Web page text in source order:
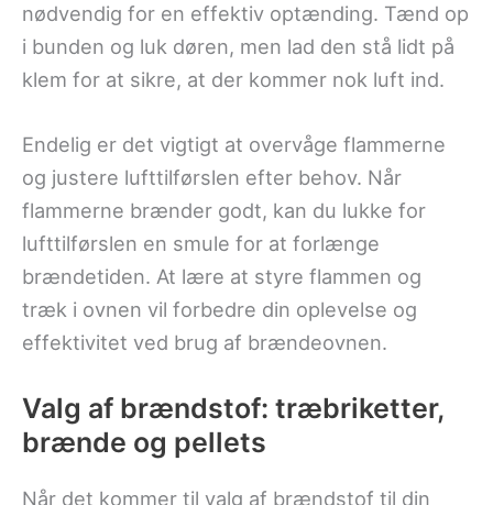
nødvendig for en effektiv optænding. Tænd op
i bunden og luk døren, men lad den stå lidt på
klem for at sikre, at der kommer nok luft ind.
Endelig er det vigtigt at overvåge flammerne
og justere lufttilførslen efter behov. Når
flammerne brænder godt, kan du lukke for
lufttilførslen en smule for at forlænge
brændetiden. At lære at styre flammen og
træk i ovnen vil forbedre din oplevelse og
effektivitet ved brug af brændeovnen.
Valg af brændstof: træbriketter,
brænde og pellets
Når det kommer til valg af brændstof til din